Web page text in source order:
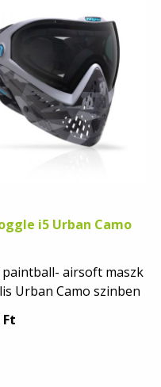
i5 Urban Camo
paintball- airsoft maszk
Urban Camo szinben
Ft